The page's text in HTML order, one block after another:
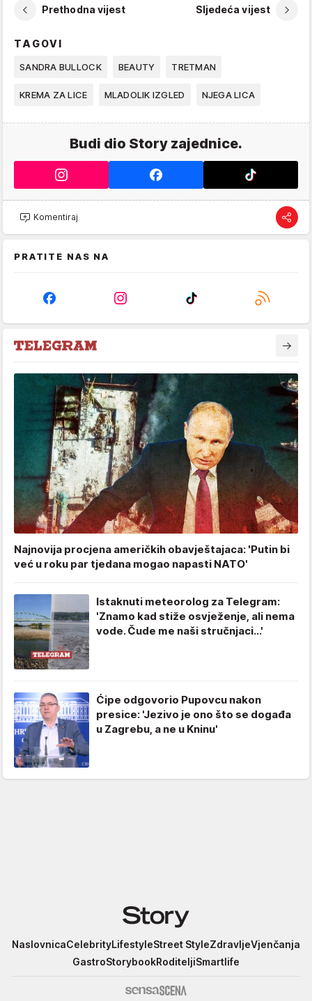
Prethodna vijest Sljedeća vijest
TAGOVI
SANDRA BULLOCK BEAUTY TRETMAN
KREMA ZA LICE MLADOLIK IZGLED NJEGA LICA
Budi dio Story zajednice.
Komentiraj
PRATITE NAS NA
Najnovija procjena američkih obavještajaca: 'Putin bi
već u roku par tjedana mogao napasti NATO'
Istaknuti meteorolog za Telegram:
'Znamo kad stiže osvježenje, ali nema
vode. Čude me naši stručnjaci...'
Ćipe odgovorio Pupovcu nakon
presice: 'Jezivo je ono što se događa
u Zagrebu, a ne u Kninu'
Story
NaslovnicaCelebrityLifestyleStreet StyleZdravljeVjenčanja
GastroStorybookRoditeljiSmartlife